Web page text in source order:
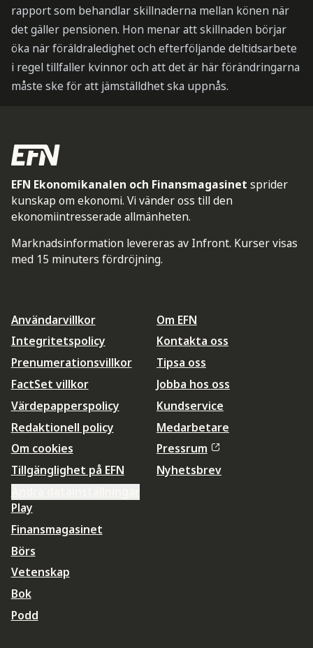
rapport som behandlar skillnaderna mellan könen när
det gäller pensionen. Hon menar att skillnaden börjar
öka när föräldraledighet och efterföljande deltidsarbete
i regel tillfaller kvinnor och att det är här förändringarna
måste ske för att jämställdhet ska uppnås.
EFN Ekonomikanalen och Finansmagasinet sprider
kunskap om ekonomi. Vi vänder oss till den
ekonomiintresserade allmänheten.
Marknadsinformation levereras av Infront. Kurser visas
med 15 minuters fördröjning.
Användarvillkor
Integritetspolicy
Prenumerationsvillkor
FactSet villkor
Värdepapperspolicy
Redaktionell policy
Om cookies
Tillgänglighet på EFN
Om EFN
Kontakta oss
Tipsa oss
Jobba hos oss
Kundservice
Medarbetare
Pressrum
Nyhetsbrev
Play
Finansmagasinet
Börs
Vetenskap
Bok
Podd